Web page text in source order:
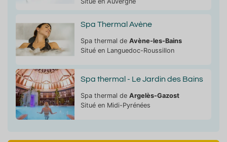
Spa Thermal Avène
Spa thermal de Avène-les-Bains
Situé en Languedoc-Roussillon
Spa thermal - Le Jardin des Bains
Spa thermal de Argelès-Gazost
Situé en Midi-Pyrénées